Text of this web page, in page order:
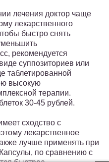
лечения доктор чаще
лекарственного
быстро снять
рекомендуется
суппозиториев или
таблетированной
высокую
терапии.
30-45 рублей.
сходство с
лекарственное
лучше применять при
по сравнению с